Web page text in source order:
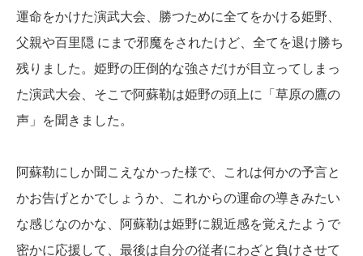
運命をかけた演武大会、勝つために全てをかける姫野、
父親や百里隠 にまで邪魔をされたけど、全てを退け勝ち
残りました。姫野の圧倒的な強さだけが目立ってしまっ
た演武大会、そこで阿蘇勒は姫野の頭上に「草原の鷹の
声」を聞きました。
阿蘇勒にしか聞こえなかった様で、これは何かの予言と
かお告げとかでしょうか、これからの運命の導きみたい
な感じなのかな、阿蘇勒は姫野に親近感を覚えたようで
密かに応援して、最後は自分の従者にわざと負けさせて